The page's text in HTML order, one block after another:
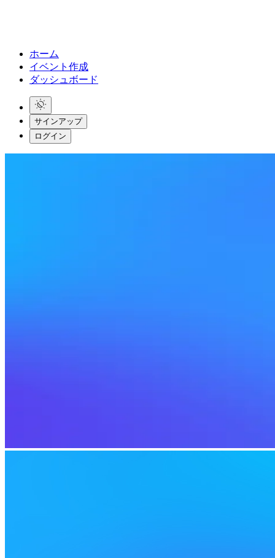
ホーム
イベント作成
ダッシュボード
サインアップ
ログイン